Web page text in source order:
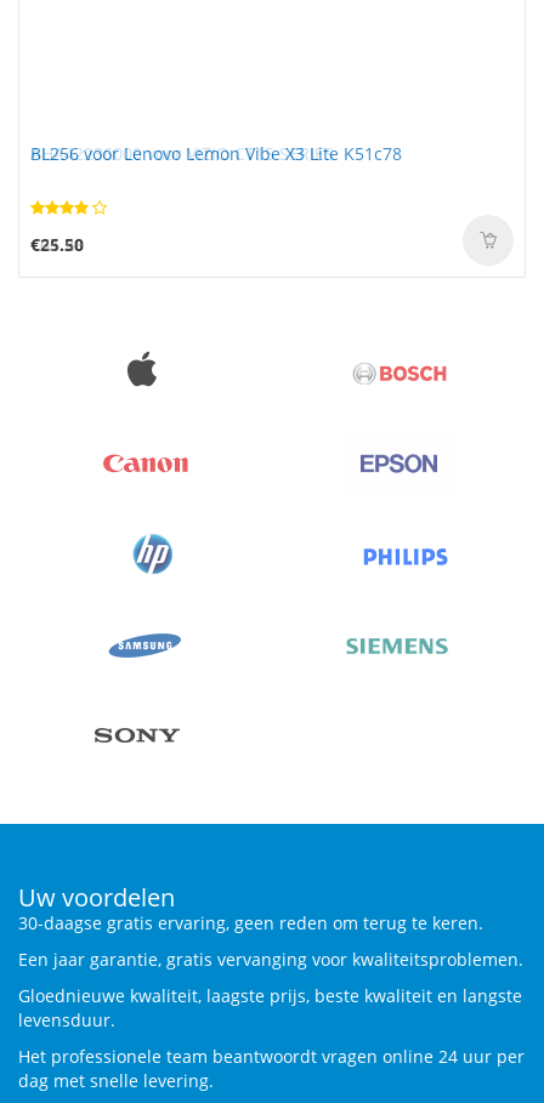
BL256 voor Lenovo Lemon Vibe X3 Lite K51c78
€25.50
Uw voordelen
30-daagse gratis ervaring, geen reden om terug te keren.
Een jaar garantie, gratis vervanging voor kwaliteitsproblemen.
Gloednieuwe kwaliteit, laagste prijs, beste kwaliteit en langste
levensduur.
Het professionele team beantwoordt vragen online 24 uur per
dag met snelle levering.